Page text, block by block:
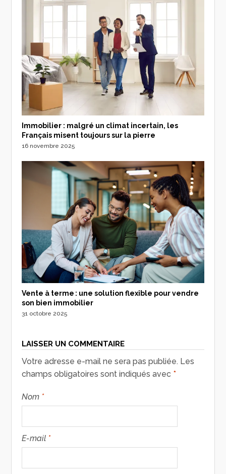
Immobilier : malgré un climat incertain, les
Français misent toujours sur la pierre
16 novembre 2025
Vente à terme : une solution flexible pour vendre
son bien immobilier
31 octobre 2025
LAISSER UN COMMENTAIRE
Votre adresse e-mail ne sera pas publiée. Les
champs obligatoires sont indiqués avec *
Nom *
E-mail *